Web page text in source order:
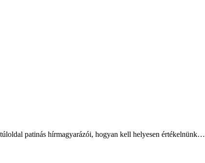
patinás hírmagyarázói, hogyan kell helyesen értékelnünk…